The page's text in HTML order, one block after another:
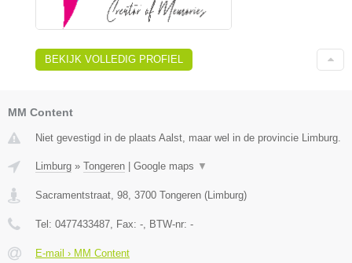
BEKIJK VOLLEDIG PROFIEL
MM Content
Niet gevestigd in de plaats Aalst, maar wel in de provincie Limburg.
Limburg » Tongeren Google maps ▼
Sacramentstraat, 98, 3700 Tongeren (Limburg)
Tel: 0477433487, Fax: -, BTW-nr: -
E-mail › MM Content